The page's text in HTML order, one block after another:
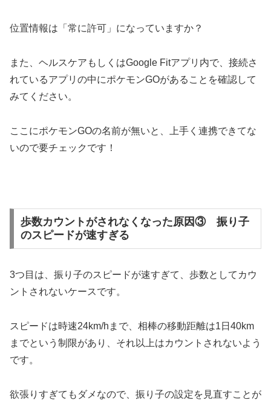
位置情報は「常に許可」になっていますか？
また、ヘルスケアもしくはGoogle Fitアプリ内で、接続さ
れているアプリの中にポケモンGOがあることを確認して
みてください。
ここにポケモンGOの名前が無いと、上手く連携できてな
いので要チェックです！
歩数カウントがされなくなった原因③ 振り子
のスピードが速すぎる
3つ目は、振り子のスピードが速すぎて、歩数としてカウ
ントされないケースです。
スピードは時速24km/hまで、相棒の移動距離は1日40km
までという制限があり、それ以上はカウントされないよう
です。
欲張りすぎてもダメなので、振り子の設定を見直すことが